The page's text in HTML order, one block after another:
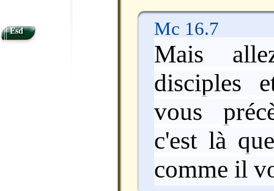
Mc 16.7
Mais
disciples
vous
c'est là
comme il
Esd